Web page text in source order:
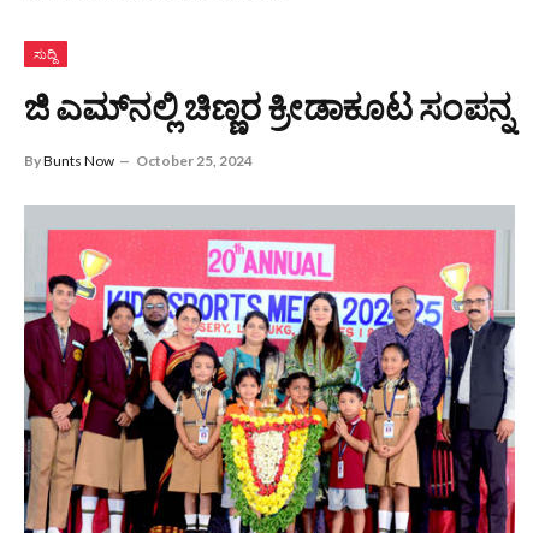
ಸುದ್ದಿ
ಜಿ ಎಮ್‍ನಲ್ಲಿ ಚಿಣ್ಣರ ಕ್ರೀಡಾಕೂಟ ಸಂಪನ್ನ
ByBunts Now October 25, 2024